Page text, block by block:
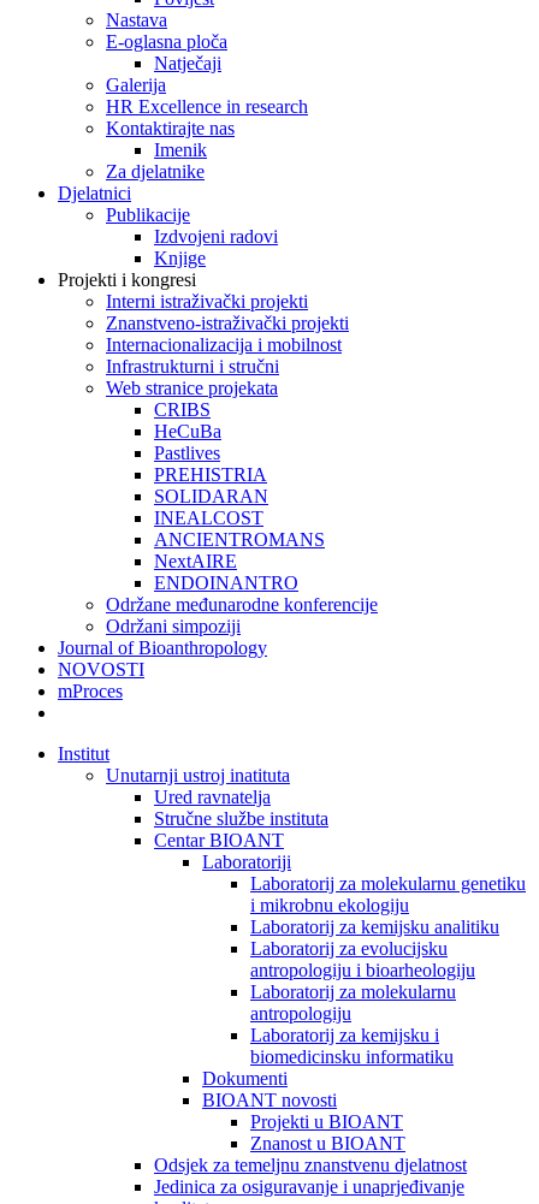
Nastava
E-oglasna ploča
Natječaji
Galerija
HR Excellence in research
Kontaktirajte nas
Imenik
Za djelatnike
Djelatnici
Publikacije
Izdvojeni radovi
Knjige
Projekti i kongresi
Interni istraživački projekti
Znanstveno-istraživački projekti
Internacionalizacija i mobilnost
Infrastrukturni i stručni
Web stranice projekata
CRIBS
HeCuBa
Pastlives
PREHISTRIA
SOLIDARAN
INEALCOST
ANCIENTROMANS
NextAIRE
ENDOINANTRO
Održane međunarodne konferencije
Održani simpoziji
Journal of Bioanthropology
NOVOSTI
mProces
Institut
Unutarnji ustroj inatituta
Ured ravnatelja
Stručne službe instituta
Centar BIOANT
Laboratoriji
Laboratorij za molekularnu genetiku
i mikrobnu ekologiju
Laboratorij za kemijsku analitiku
Laboratorij za evolucijsku
antropologiju i bioarheologiju
Laboratorij za molekularnu
antropologiju
Laboratorij za kemijsku i
biomedicinsku informatiku
Dokumenti
BIOANT novosti
Projekti u BIOANT
Znanost u BIOANT
Odsjek za temeljnu znanstvenu djelatnost
Jedinica za osiguravanje i unaprjeđivanje